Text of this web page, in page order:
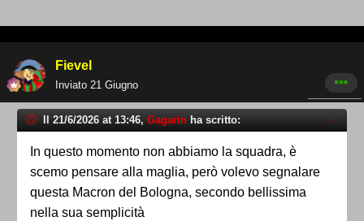
Fievel
Inviato 21 Giugno
Il 21/6/2026 at 13:46, Gagarin ha scritto:
In questo momento non abbiamo la squadra, è
scemo pensare alla maglia, però volevo segnalare
questa Macron del Bologna, secondo bellissima
nella sua semplicità